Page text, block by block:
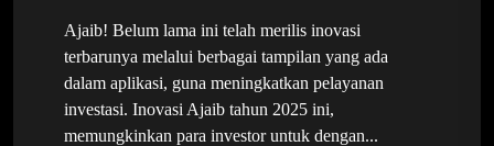
Ajaib! Belum lama ini telah merilis inovasi
terbarunya melalui berbagai tampilan yang ada
dalam aplikasi, guna meningkatkan pelayanan
investasi. Inovasi Ajaib tahun 2025 ini,
memungkinkan para investor untuk dengan...